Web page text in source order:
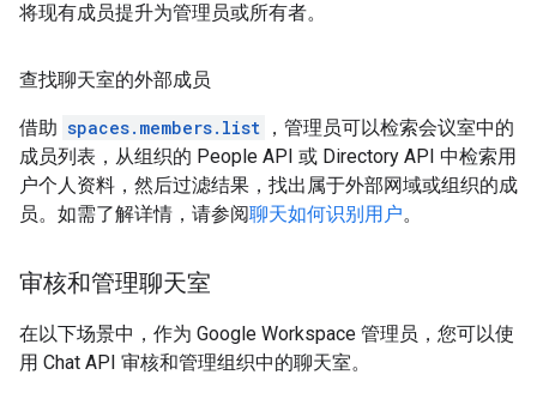
将现有成员提升为管理员或所有者。
查找聊天室的外部成员
借助 spaces.members.list ，管理员可以检索会议室中的
成员列表，从组织的 People API 或 Directory API 中检索用
户个人资料，然后过滤结果，找出属于外部网域或组织的成
员。如需了解详情，请参阅聊天如何识别用户。
审核和管理聊天室
在以下场景中，作为 Google Workspace 管理员，您可以使
用 Chat API 审核和管理组织中的聊天室。